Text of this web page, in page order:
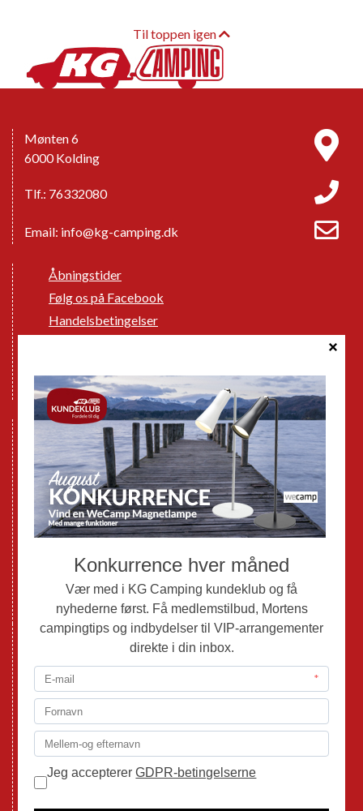
Til toppen igen
Mønten 6
6000 Kolding
Tlf.: 76332080
Email: info@kg-camping.dk
Åbningstider
Følg os på Facebook
Handelsbetingelser
GPDR - Optagelse af foto og video
Nye Campingvogne
Nye Autocampere og Vans
Brugte Campingvogne
Brugte Autocampere og Vans
Webshop
Mortens Campingtips
KG Camping Kundeklub
Nyheder
Adria
Adria Autocampere
Eriba
Fendt
Hobby
Randger Van